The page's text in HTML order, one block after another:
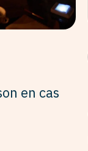
en cas